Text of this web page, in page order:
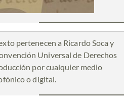
pertenecen a Ricardo Soca y
Universal de Derechos
por cualquier medio
o digital.